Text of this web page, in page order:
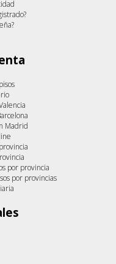
Madrid
por provincia
por provincias